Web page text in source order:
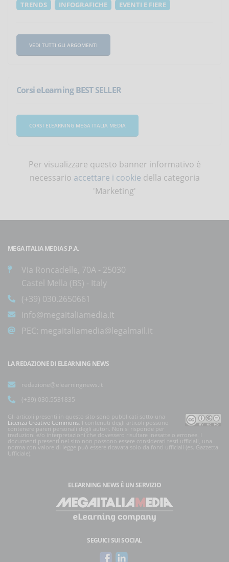
TRENDS
INFOGRAFICHE EVENTI E FIERE
VEDI TUTTI GLI ARGOMENTI
Corsi eLearning BEST SELLER
CORSI ELEARNING MEGA ITALIA MEDIA
Per visualizzare questo banner informativo è
necessario accettare i cookie della categoria
'Marketing'
MEGA ITALIA MEDIA S.P.A.
Via Roncadelle, 70A - 25030
Castel Mella (BS) - Italy
(+39) 030.2650661
info@megaitaliamedia.it
PEC: megaitaliamedia@legalmail.it
LA REDAZIONE DI ELEARNING NEWS
redazione@elearningnews.it
(+39) 030.5531835
Gli articoli presenti in questo sito sono pubblicati sotto una
Licenza Creative Commons. I contenuti degli articoli possono
contenere pareri personali degli autori. Non si risponde per
traduzioni e/o interpretazioni che dovessero risultare inesatte o erronee. I
documenti presenti nel sito non possono essere considerati testi ufficiali, una
norma con valore di legge può essere ricavata solo da fonti ufficiali (es. Gazzetta
Ufficiale).
ELEARNING NEWS È UN SERVIZIO
SEGUICI SUI SOCIAL